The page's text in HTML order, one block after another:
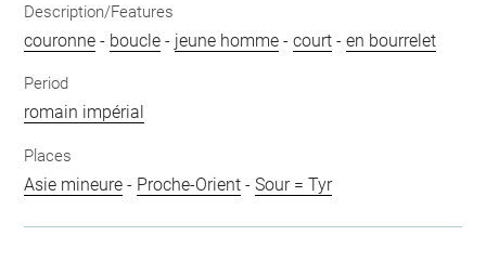
Description/Features
couronne - boucle - jeune homme -court -en bourrelet
Period
romain impérial
Places
Asie mineure - Proche-Orient -Sour = Tyr